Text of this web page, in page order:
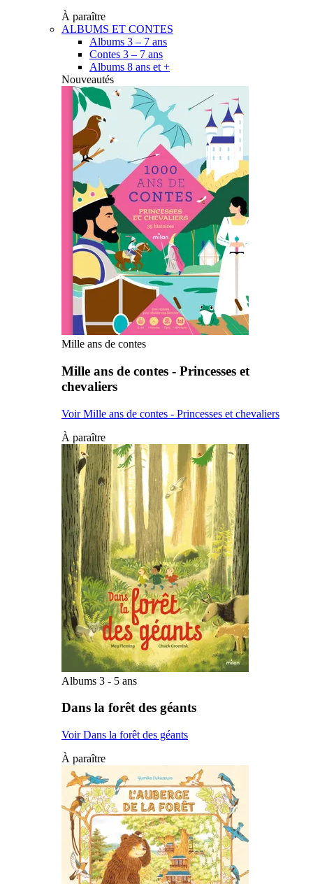
À paraître
ALBUMS ET CONTES
Albums 3 – 7 ans
Contes 3 – 7 ans
Albums 8 ans et +
Nouveautés
Mille ans de contes
Mille ans de contes - Princesses et
chevaliers
Voir Mille ans de contes - Princesses et chevaliers
À paraître
Albums 3 - 5 ans
Dans la forêt des géants
Voir Dans la forêt des géants
À paraître